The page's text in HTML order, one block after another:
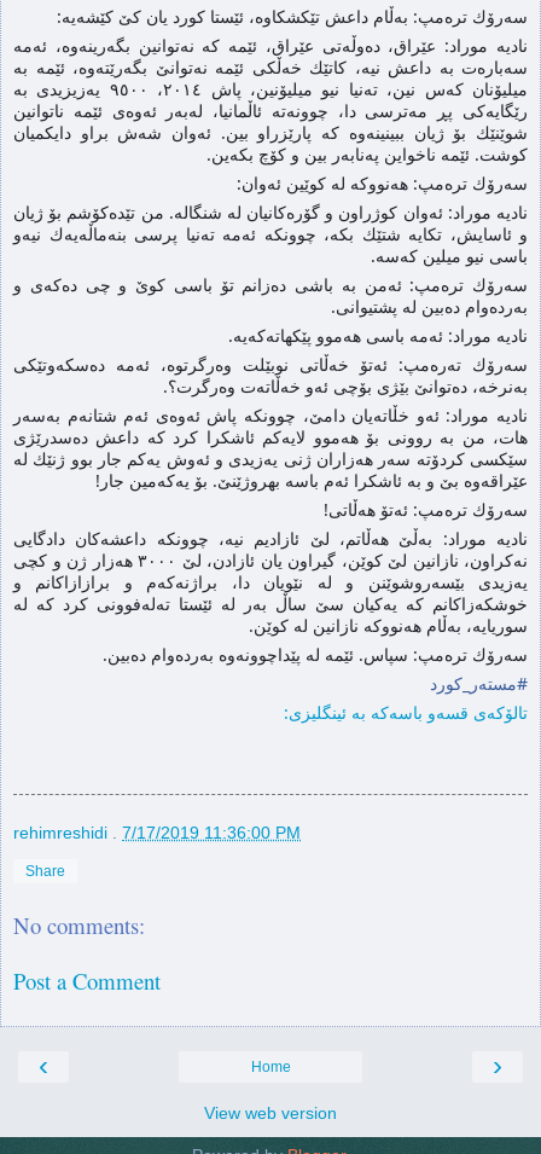
سه‌رۆك تره‌مپ: به‌ڵام داعش تێكشكاوه‌، ئێستا كورد یان كێ كێشه‌یه‌:
نادیه موراد:‌ عێراق، ده‌وڵه‌تی عێراق، ئێمه‌ كه‌ نه‌توانین بگه‌رینه‌وه‌، ئه‌مه‌
سه‌باره‌ت به‌ داعش نیه‌، كاتێك خه‌ڵكی ئێمه‌ نه‌توانێ بگه‌رێته‌وه‌، ئێمه‌ به‌
میلیۆنان كه‌س نین، ته‌نیا نیو میلیۆنین، پاش ٢٠١٤، ٩٥٠٠ یه‌زیزیدی به‌
رێگایه‌كی پڕ مه‌ترسی دا، چوونه‌‌ته‌ ئاڵمانیا، له‌به‌ر ئه‌وه‌ی ئێمه‌ ناتوانین
شوێنێك بۆ ژیان ببینینه‌وه‌ كه‌ پارێزراو بین. ئه‌وان شه‌ش براو دایكمیان
كوشت. ئێمه‌ ناخواین په‌نابه‌ر بین و كۆچ بكه‌ین.
سه‌رۆك تره‌مپ: هه‌نووكه‌ له‌ كوێین ئه‌وان:
نادیه‌ موراد: ئه‌وان كوژراون و گۆره‌كانیان له‌ شنگاله‌. من تێده‌كۆشم بۆ ژیان
و ئاسایش، تكایه‌ شتێك بكه‌، چوونكه‌ ئه‌مه‌ ته‌نیا پرسی بنه‌ماڵه‌یه‌ك نیه‌و
باسی نیو میلین كه‌سه.
سه‌رۆك تره‌مپ: ئه‌من به‌ باشی ده‌زانم تۆ باسی كوێ و چی ده‌كه‌ی و
به‌رده‌وام ده‌بین له‌ پشتیوانی.
نادیه‌ موراد: ئه‌مه‌ باسی هه‌موو پێكهاته‌كه‌یه‌.
سه‌رۆك ته‌ره‌‌مپ: ئه‌تۆ خه‌ڵاتی نوبێلت وه‌رگرتوه‌، ئه‌مه‌ ده‌سكه‌وتێكی
به‌نرخه‌، ده‌توانێ بێژی بۆچی ئه‌و خه‌ڵاته‌ت وه‌رگرت؟.
نادیه‌ موراد: ئه‌و خڵاته‌یان دامێ، چوونكه‌ پاش ئه‌وه‌ی ئه‌م شتانه‌م به‌سه‌ر
هات، من به‌ روونی بۆ هه‌موو لایه‌كم ئاشكرا كرد كه‌ داعش ده‌سدرێژی
سێكسی كردۆته‌ سه‌ر هه‌زاران ژنی یه‌زیدی و ئه‌وش یه‌كم جار بوو ژنێك له‌
عێراقه‌وه‌ بێ و به‌ ئاشكرا ئه‌م باسه‌ بهروژێنێ. بۆ یه‌كه‌مین جار!
سه‌رۆك تره‌مپ: ئه‌تۆ هه‌ڵاتی!
نادیه‌ موراد: به‌ڵێ هه‌ڵاتم، لێ ئازادیم نیه‌، چوونكه‌ داعشه‌كان دادگایی
نه‌كراون، نازانین لێ كوێن، گیراون یان ئازادن، لێ ٣٠٠٠ هه‌زار ژن و كچی
یه‌زیدی بێسه‌روشوێنن و له‌ نێویان دا، براژنه‌كه‌م و برازازاكانم و
خوشكه‌زاكانم كه‌ یه‌كیان سێ ساڵ به‌ر له‌ ئێستا ته‌له‌فوونی كرد كه‌ له‌
سوریایه‌، به‌ڵام هه‌نووكه‌ نازانین له‌ كوێن.
سه‌رۆك تره‌مپ: سپاس. ئێمه له‌ پێداچوونه‌وه‌‌ به‌رده‌وام ده‌بین.‌
#مسته‌ر_كورد
تالۆكه‌ی قسه‌و باسه‌كه‌ به‌ ئینگلیزی:
rehimreshidi 7/17/2019 11:36:00 PM
Share
No comments:
Post a Comment
‹ ›
Home
View web version